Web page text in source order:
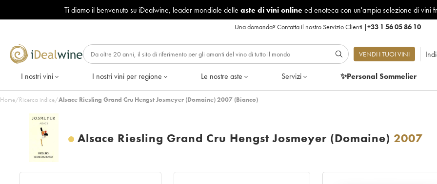
Ti diamo il benvenuto su iDealwine, leader mondiale delle aste di vini onlineed enoteca con un'ampia selezione di vini
Una domanda?Contatta il nostro Servizio Clienti |+33 1 56 05 86 10
VENDI I TUOI VINI
I nostri vini I nostri vini per regione Le nostre aste Servizi ✨Personal Sommelier
Home/Ricerca indice/Alsace Riesling Grand Cru Hengst Josmeyer (Domaine) 2007 (Bianco)
Alsace Riesling Grand Cru Hengst Josmeyer (Domaine) 2007